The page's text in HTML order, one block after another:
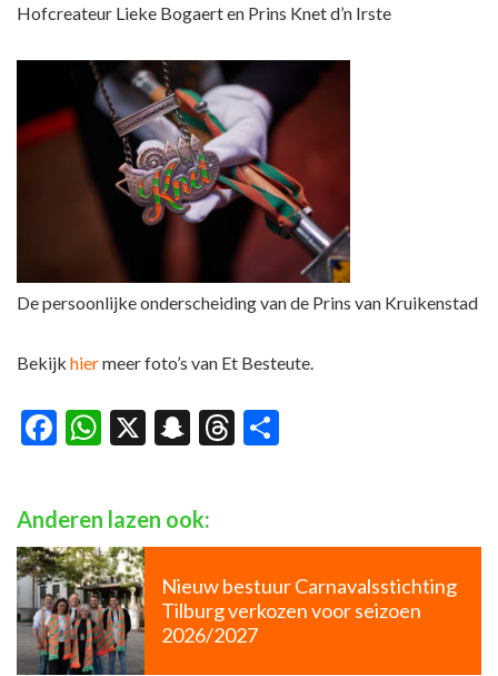
Hofcreateur Lieke Bogaert en Prins Knet d’n Irste
De persoonlijke onderscheiding van de Prins van Kruikenstad
Bekijk hiermeer foto’s van Et Besteute.
Facebook
WhatsApp
X Snapchat
Threads
Anderen lazen ook:
Nieuw bestuur Carnavalsstichting
Tilburg verkozen voor seizoen
2026/2027